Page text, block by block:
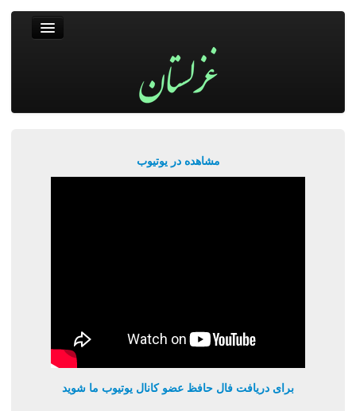
مشاهده در یوتیوب
برای دریافت فال حافظ عضو کانال یوتیوب ما شوید